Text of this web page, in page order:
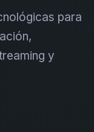
para
y